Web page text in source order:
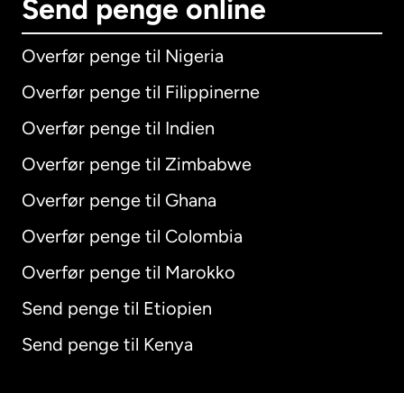
Send penge online
Overfør penge til Nigeria
Overfør penge til Filippinerne
Overfør penge til Indien
Overfør penge til Zimbabwe
Overfør penge til Ghana
Overfør penge til Colombia
Overfør penge til Marokko
Send penge til Etiopien
Send penge til Kenya